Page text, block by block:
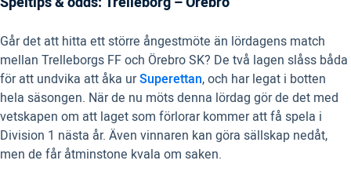
Går det att hitta ett större ångestmöte än lördagens match
mellan Trelleborgs FF och Örebro SK? De två lagen slåss båda
för att undvika att åka urSuperettan, och har legat i botten
hela säsongen. När de nu möts denna lördag gör de det med
vetskapen om att laget som förlorar kommer att få spela i
Division 1 nästa år. Även vinnaren kan göra sällskap nedåt,
men de får åtminstone kvala om saken.